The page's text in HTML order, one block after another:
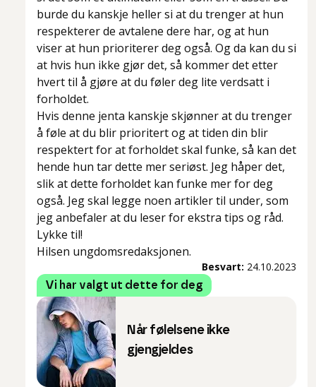
burde du kanskje heller si at du trenger at hun
respekterer de avtalene dere har, og at hun
viser at hun prioriterer deg også. Og da kan du si
at hvis hun ikke gjør det, så kommer det etter
hvert til å gjøre at du føler deg lite verdsatt i
forholdet.
Hvis denne jenta kanskje skjønner at du trenger
å føle at du blir prioritert og at tiden din blir
respektert for at forholdet skal funke, så kan det
hende hun tar dette mer seriøst. Jeg håper det,
slik at dette forholdet kan funke mer for deg
også. Jeg skal legge noen artikler til under, som
jeg anbefaler at du leser for ekstra tips og råd.
Lykke til!
Hilsen ungdomsredaksjonen.
Besvart: 24.10.2023
Vi har valgt ut dette for deg
Når følelsene ikke
gjengjeldes